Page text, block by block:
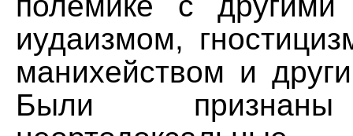
иудаизмом,
манихейством и
Были